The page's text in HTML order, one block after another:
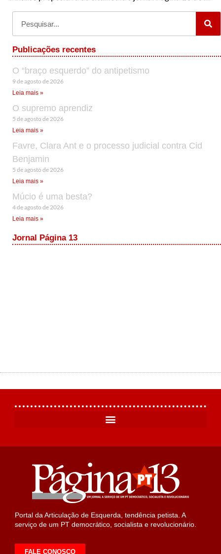
Publicações recentes
O “braço esquerdo” do antipetismo
9 de agosto de 2026
Leia mais »
O supremo aprendiz
5 de agosto de 2026
Leia mais »
Favre, Clara Ant e o processo judicial contra Cid
Benjamin
5 de agosto de 2026
Leia mais »
Múcio é uma besta?
4 de agosto de 2026
Leia mais »
Jornal Página 13
Portal da Articulação de Esquerda, tendência petista. A
serviço de um PT democrático, socialista e revolucionário.
FALE CONOSCO